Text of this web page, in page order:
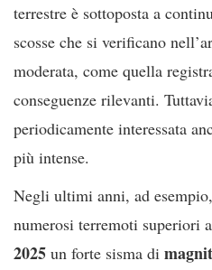
terrestre è sottoposta a
scosse che si verificano
moderata, come quella
conseguenze rilevanti.
periodicamente interessata
più intense.
Negli ultimi anni, ad
numerosi terremoti superiori
2025 un forte sisma di